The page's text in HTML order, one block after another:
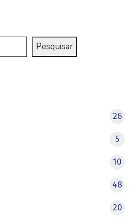
Pesquisar
26
5
10
48
20